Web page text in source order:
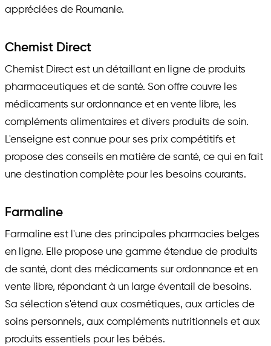
appréciées de Roumanie.
Chemist Direct
Chemist Direct est un détaillant en ligne de produits
pharmaceutiques et de santé. Son offre couvre les
médicaments sur ordonnance et en vente libre, les
compléments alimentaires et divers produits de soin.
L'enseigne est connue pour ses prix compétitifs et
propose des conseils en matière de santé, ce qui en fait
une destination complète pour les besoins courants.
Farmaline
Farmaline est l'une des principales pharmacies belges
en ligne. Elle propose une gamme étendue de produits
de santé, dont des médicaments sur ordonnance et en
vente libre, répondant à un large éventail de besoins.
Sa sélection s'étend aux cosmétiques, aux articles de
soins personnels, aux compléments nutritionnels et aux
produits essentiels pour les bébés.